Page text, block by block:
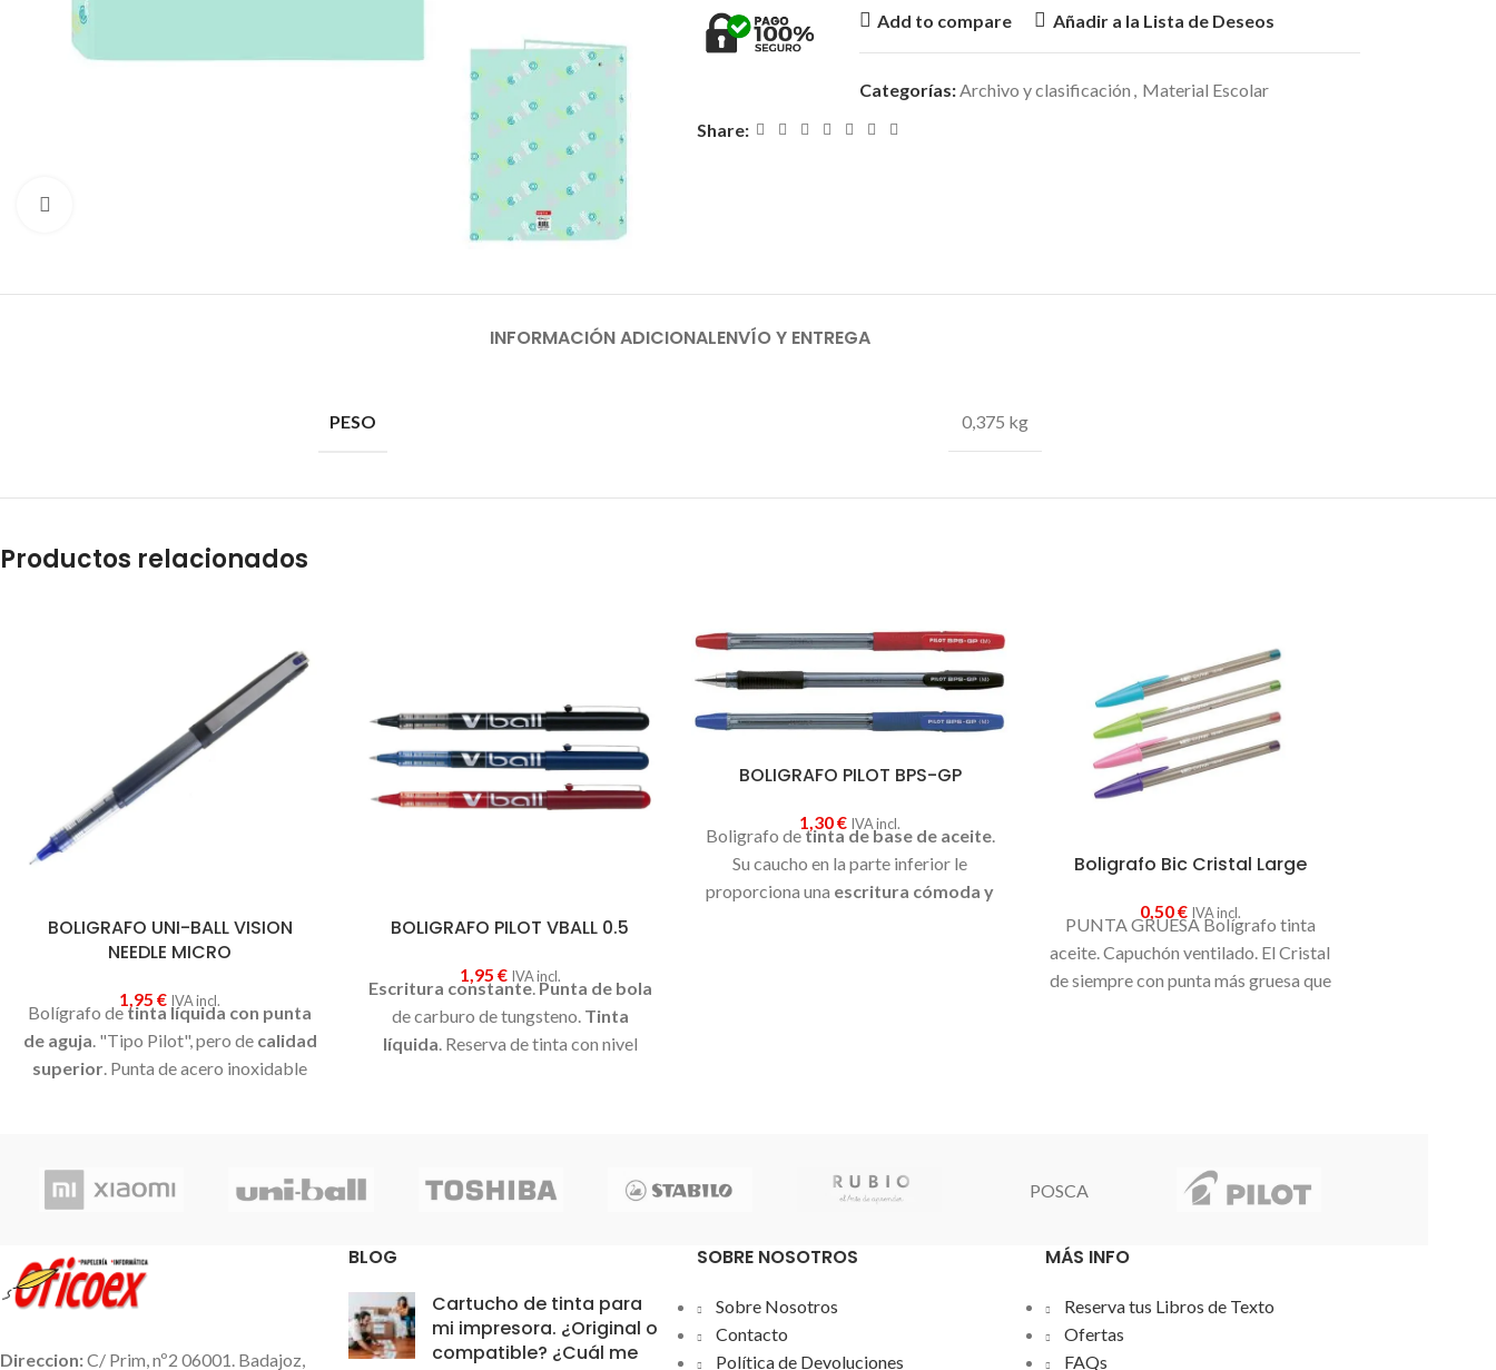
Add to compare Añadir a la Lista de Deseos
Categorías:Archivo y clasificación , Material Escolar
Share:
INFORMACIÓN ADICIONALENVÍO Y ENTREGA
PESO 0,375 kg
Productos relacionados
BOLIGRAFO UNI-BALL VISION
NEEDLE MICRO
1,95€ IVA incl.
Bolígrafo detinta líquida con punta
de aguja. "Tipo Pilot", pero decalidad
superior. Punta de acero inoxidable
suave. Tinta pigmentada resistente al
agua y a la luz. Disponible con tinta
BOLIGRAFO PILOT VBALL 0.5
1,95 € IVA incl.
Escritura constante.Punta de bola
de carburo de tungsteno. Tinta
líquida. Reserva de tinta con nivel
BOLIGRAFO PILOT BPS-GP
1,30€ IVA incl.
Boligrafo detinta de base de aceite.
Su caucho en la parte inferior le
proporciona una escritura cómoda y
Boligrafo Bic Cristal Large
0,50€ IVA incl.
PUNTA GRUESA Bolígrafo tinta
aceite. Capuchón ventilado. El Cristal
de siempre con punta más gruesa que
POSCA
Direccion:C/ Prim, nº2 06001. Badajoz,
BLOG
Cartucho de tinta para
mi impresora. ¿Original o
compatible? ¿Cuál me
SOBRE NOSOTROS
Sobre Nosotros
Contacto
Política de Devoluciones
MÁS INFO
Reserva tus Libros de Texto
Ofertas
FAQs